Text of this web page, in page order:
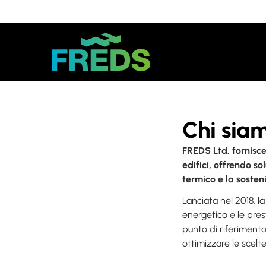
Chi
FREDS Ltd.
edifici, offrendo
termico e la
Lanciata nel 2018,
energetico e le
punto di
ottimizzare le